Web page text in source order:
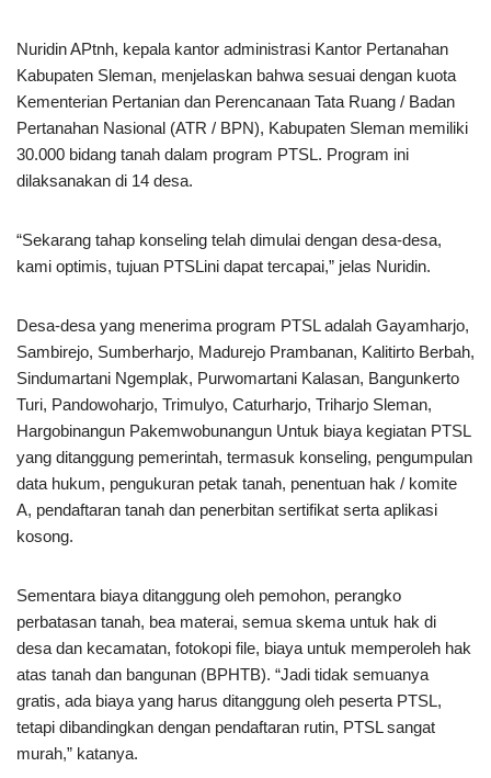
Nuridin APtnh, kepala kantor administrasi Kantor Pertanahan
Kabupaten Sleman, menjelaskan bahwa sesuai dengan kuota
Kementerian Pertanian dan Perencanaan Tata Ruang / Badan
Pertanahan Nasional (ATR / BPN), Kabupaten Sleman memiliki
30.000 bidang tanah dalam program PTSL. Program ini
dilaksanakan di 14 desa.
“Sekarang tahap konseling telah dimulai dengan desa-desa,
kami optimis, tujuan PTSLini dapat tercapai,” jelas Nuridin.
Desa-desa yang menerima program PTSL adalah Gayamharjo,
Sambirejo, Sumberharjo, Madurejo Prambanan, Kalitirto Berbah,
Sindumartani Ngemplak, Purwomartani Kalasan, Bangunkerto
Turi, Pandowoharjo, Trimulyo, Caturharjo, Triharjo Sleman,
Hargobinangun Pakemwobunangun Untuk biaya kegiatan PTSL
yang ditanggung pemerintah, termasuk konseling, pengumpulan
data hukum, pengukuran petak tanah, penentuan hak / komite
A, pendaftaran tanah dan penerbitan sertifikat serta aplikasi
kosong.
Sementara biaya ditanggung oleh pemohon, perangko
perbatasan tanah, bea materai, semua skema untuk hak di
desa dan kecamatan, fotokopi file, biaya untuk memperoleh hak
atas tanah dan bangunan (BPHTB). “Jadi tidak semuanya
gratis, ada biaya yang harus ditanggung oleh peserta PTSL,
tetapi dibandingkan dengan pendaftaran rutin, PTSL sangat
murah,” katanya.